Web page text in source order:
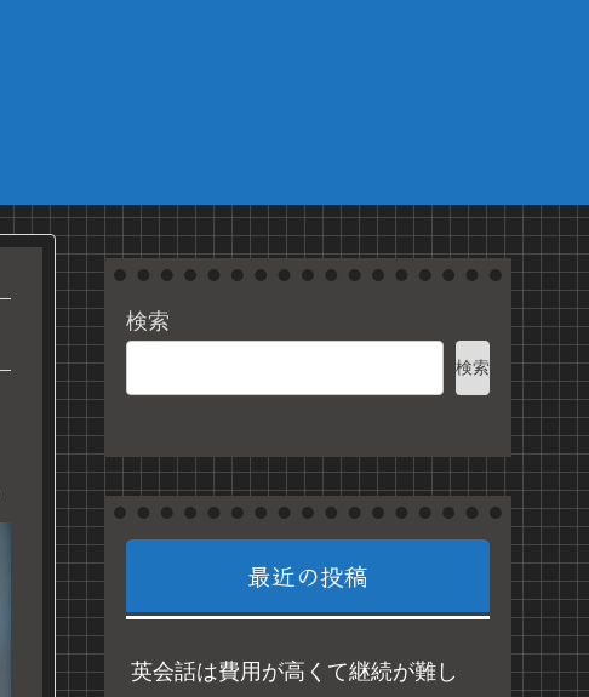
検索
検索
最近の投稿
英会話は費用が高くて継続が難し